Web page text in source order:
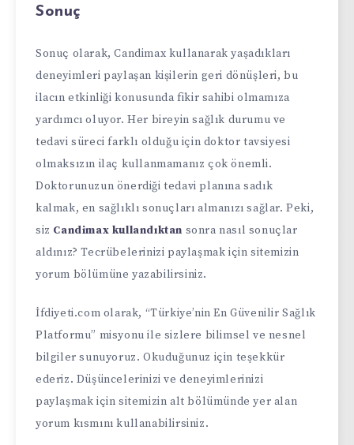
Sonuç
Sonuç olarak, Candimax kullanarak yaşadıkları
deneyimleri paylaşan kişilerin geri dönüşleri, bu
ilacın etkinliği konusunda fikir sahibi olmamıza
yardımcı oluyor. Her bireyin sağlık durumu ve
tedavi süreci farklı olduğu için doktor tavsiyesi
olmaksızın ilaç kullanmamanız çok önemli.
Doktorunuzun önerdiği tedavi planına sadık
kalmak, en sağlıklı sonuçları almanızı sağlar. Peki,
siz Candimax kullandıktan sonra nasıl sonuçlar
aldınız? Tecrübelerinizi paylaşmak için sitemizin
yorum bölümüne yazabilirsiniz.
İfdiyeti.com olarak, “Türkiye’nin En Güvenilir Sağlık
Platformu” misyonu ile sizlere bilimsel ve nesnel
bilgiler sunuyoruz. Okuduğunuz için teşekkür
ederiz. Düşüncelerinizi ve deneyimlerinizi
paylaşmak için sitemizin alt bölümünde yer alan
yorum kısmını kullanabilirsiniz.